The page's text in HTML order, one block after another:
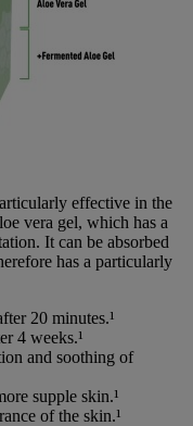
effective in the
vera gel, which has a
It can be absorbed
has a particularly
20 minutes.¹
4 weeks.¹
and soothing of
supple skin.¹
of the skin.¹